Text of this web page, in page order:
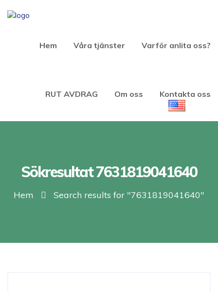
Hem Våra tjänster Varför anlita oss?
RUT AVDRAG Om oss Kontakta oss
Sökresultat 7631819041640
Hem Search results for "7631819041640"